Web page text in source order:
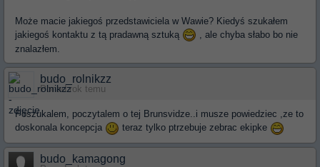
Może macie jakiegoś przedstawiciela w Wawie? Kiedyś szukałem
jakiegoś kontaktu z tą pradawną sztuką
, ale chyba słabo bo nie
znalazłem.
budo_rolnikzz
Ponad rok temu
Poszukalem, poczytalem o tej Brunsvidze..i musze powiedziec ,ze to
doskonala koncepcja
teraz tylko ptrzebuje zebrac ekipke
budo_kamagong